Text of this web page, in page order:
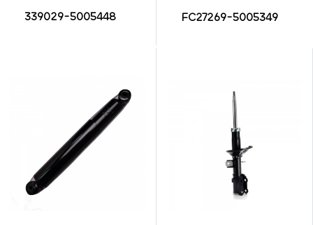
339029-5005448 FC27269-5005349